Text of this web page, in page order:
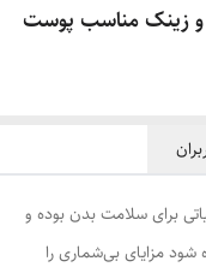
و زینک مناسب پوست
حیاتی برای سلامت بدن بوده و
مزایای بی‌شماری را